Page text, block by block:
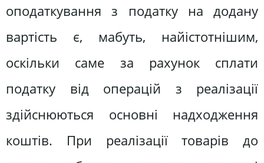
оподаткування з податку на додану
вартість є, мабуть, найістотнішим,
оскільки саме за рахунок сплати
податку від операцій з реалізації
здійснюються основні надходження
коштів. При реалізації товарів до